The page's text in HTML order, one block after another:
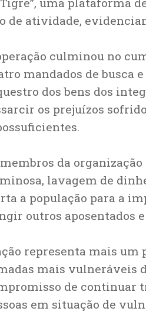
de atividade,
culminou no
mandados de busca
dos bens dos
os prejuízos
membros da
lavagem de
a população para a
outros aposentados
representa mais um
mais vulneráveis
de continuar
em situação de